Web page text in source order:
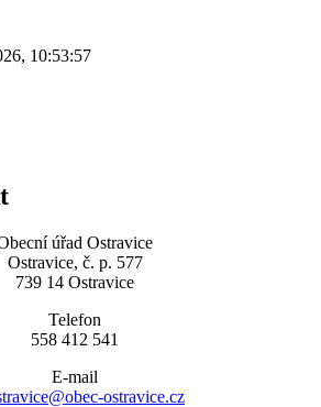
, 10:53:57
úřad Ostravice
Ostravice, č. p. 577
739 14 Ostravice
Telefon
558 412 541
E-mail
ostravice.cz